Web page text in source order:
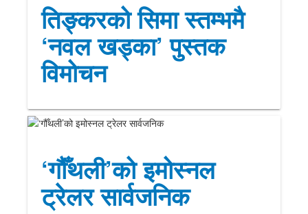
तिङ्करको सिमा स्तम्भमै
‘नवल खड्का’ पुस्तक
विमोचन
‘गौँथली’को इमोस्नल
ट्रेलर सार्वजनिक